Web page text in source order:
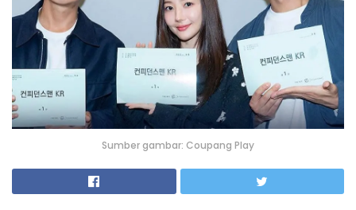
Sumber gambar: Coupang Play